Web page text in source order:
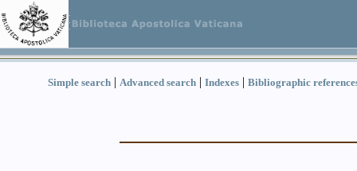
Simple search | Advanced search | Indexes | Bibliographic